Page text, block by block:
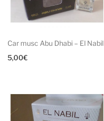
Car musc Abu Dhabi – El Nabil
5,00€